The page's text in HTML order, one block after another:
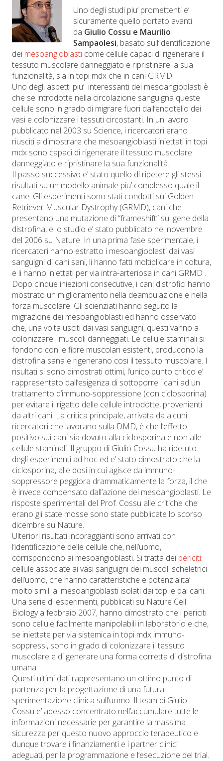
Uno degli studi piu’ promettenti e’
sicuramente quello portato avanti
da Giulio Cossu e Maurilio
Sampaolesi, basato sull’identificazione
dei mesoangioblasti come cellule capaci di rigenerare il
tessuto muscolare danneggiato e ripristinare la sua
funzionalità, sia in topi mdx che in cani GRMD.
Uno degli aspetti piu’ interessanti dei mesoangioblasti è
che se introdotte nella circolazione sanguigna queste
cellule sono in grado di migrare fuori dall’endotelio dei
vasi e colonizzare i tessuti circostanti. In un lavoro
pubblicato nel 2003 su Science, i ricercatori erano
riusciti a dimostrare che mesoangioblasti iniettati in topi
mdx sono capaci di rigenerare il tessuto muscolare
danneggiato e ripristinare la sua funzionalità.
Il passo successivo e’ stato quello di ripetere gli stessi
risultati su un modello animale piu’ complesso quale il
cane. Gli esperimenti sono stati condotti sui Golden
Retriever Muscular Dystrophy (GRMD), cani che
presentano una mutazione di “frameshift” sul gene della
distrofina, e lo studio e’ stato pubblicato nel novembre
del 2006 su Nature. In una prima fase sperimentale, i
ricercatori hanno estratto i mesoangioblasti dai vasi
sanguigni di cani sani, li hanno fatti moltiplicare in coltura,
e li hanno iniettati per via intra-arteriosa in cani GRMD .
Dopo cinque iniezioni consecutive, i cani distrofici hanno
mostrato un miglioramento nella deambulazione e nella
forza muscolare. Gli scienziati hanno seguito la
migrazione dei mesoangioblasti ed hanno osservato
che, una volta usciti dai vasi sanguigni, questi vanno a
colonizzare i muscoli danneggiati. Le cellule staminali si
fondono con le fibre muscolari esistenti, producono la
distrofina sana e rigenerano cosi il tessuto muscolare. I
risultati si sono dimostrati ottimi, l’unico punto critico e’
rappresentato dall’esigenza di sottoporre i cani ad un
trattamento d’immuno-soppressione (con ciclosporina)
per evitare il rigetto delle cellule introdotte, provenienti
da altri cani. La critica principale, arrivata da alcuni
ricercatori che lavorano sulla DMD, è che l’effetto
positivo sui cani sia dovuto alla ciclosporina e non alle
cellule staminali. Il gruppo di Giulio Cossu ha ripetuto
degli esperimenti ad hoc ed e’ stato dimostrato che la
ciclosporina, alle dosi in cui agisce da immuno-
soppressore peggiora drammaticamente la forza, il che
è invece compensato dall’azione dei mesoangioblasti. Le
risposte sperimentali del Prof. Cossu alle critiche che
erano gli state mosse sono state pubblicate lo scorso
dicembre su Nature.
Ulteriori risultati incoraggianti sono arrivati con
l’identificazione delle cellule che, nell’uomo,
corrispondono ai mesoangioblasti. Si tratta dei periciti:
cellule associate ai vasi sanguigni dei muscoli scheletrici
dell’uomo, che hanno caratteristiche e potenzialita’
molto simili ai mesoangioblasti isolati dai topi e dai cani.
Una serie di esperimenti, pubblicati su Nature Cell
Biology a febbraio 2007, hanno dimostrato che i periciti
sono cellule facilmente manipolabili in laboratorio e che,
se iniettate per via sistemica in topi mdx immuno-
soppressi, sono in grado di colonizzare il tessuto
muscolare e di generare una forma corretta di distrofina
umana.
Questi ultimi dati rappresentano un ottimo punto di
partenza per la progettazione di una futura
sperimentazione clinica sull’uomo. Il team di Giulio
Cossu e’ adesso concentrato nell’accumulare tutte le
informazioni necessarie per garantire la massima
sicurezza per questo nuovo approccio terapeutico e
dunque trovare i finanziamenti e i partner clinici
adeguati, per la programmazione e l’esecuzione del trial.